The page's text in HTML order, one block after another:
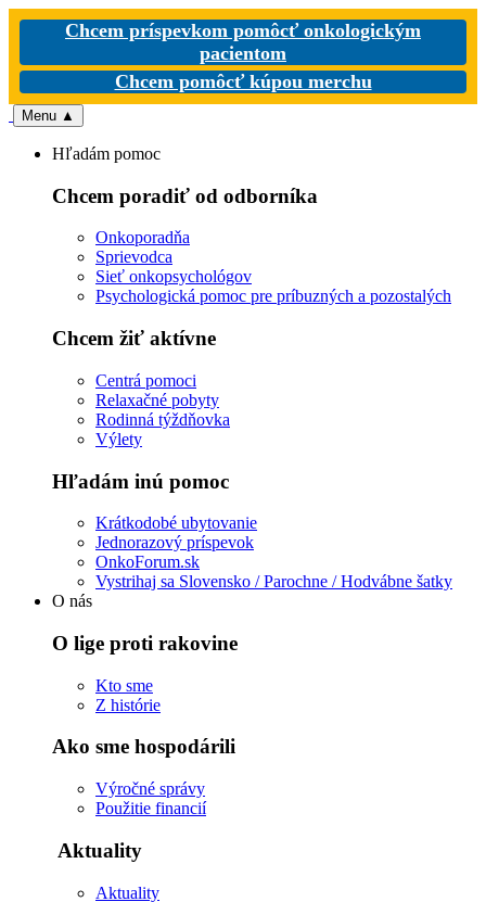
Chcem príspevkom pomôcť onkologickým
pacientom
Chcem pomôcť kúpou merchu
Menu ▲
Hľadám pomoc
Chcem poradiť od odborníka
Onkoporadňa
Sprievodca
Sieť onkopsychológov
Psychologická pomoc pre príbuzných a pozostalých
Chcem žiť aktívne
Centrá pomoci
Relaxačné pobyty
Rodinná týždňovka
Výlety
Hľadám inú pomoc
Krátkodobé ubytovanie
Jednorazový príspevok
OnkoForum.sk
Vystrihaj sa Slovensko / Parochne / Hodvábne šatky
O nás
O lige proti rakovine
Kto sme
Z histórie
Ako sme hospodárili
Výročné správy
Použitie financií
Aktuality
Aktuality